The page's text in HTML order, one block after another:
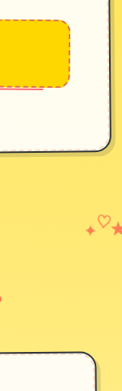
✦ ♡